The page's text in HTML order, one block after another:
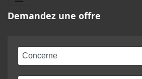
Demandez une offre